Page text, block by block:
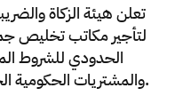
VAT
Tax Declaration
​​​​تعلن هيئة الزكاة
الحدودي للشروط
والمشتريات الحكومية الخاص بتأجير العقارات واستثمارها.